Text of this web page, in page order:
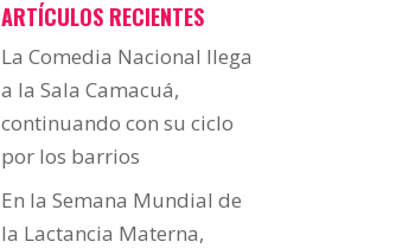
ARTÍCULOS RECIENTES
La Comedia Nacional llega
a la Sala Camacuá,
continuando con su ciclo
por los barrios
En la Semana Mundial de
la Lactancia Materna,